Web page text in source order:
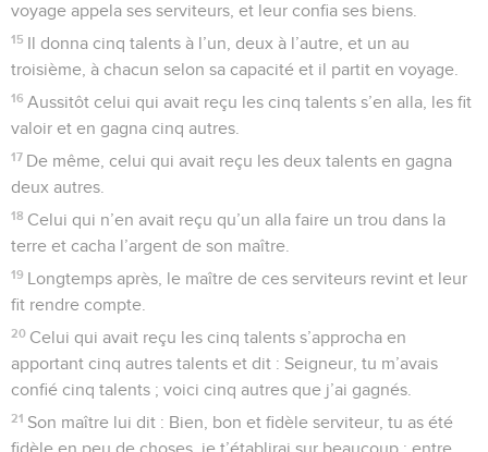
voyage appela ses serviteurs, et leur confia ses biens.
15 Il donna cinq talents à l’un, deux à l’autre, et un au
troisième, à chacun selon sa capacité et il partit en voyage.
16 Aussitôt celui qui avait reçu les cinq talents s’en alla, les fit
valoir et en gagna cinq autres.
17 De même, celui qui avait reçu les deux talents en gagna
deux autres.
18 Celui qui n’en avait reçu qu’un alla faire un trou dans la
terre et cacha l’argent de son maître.
19 Longtemps après, le maître de ces serviteurs revint et leur
fit rendre compte.
20 Celui qui avait reçu les cinq talents s’approcha en
apportant cinq autres talents et dit : Seigneur, tu m’avais
confié cinq talents ; voici cinq autres que j’ai gagnés.
21 Son maître lui dit : Bien, bon et fidèle serviteur, tu as été
fidèle en peu de choses, je t’établirai sur beaucoup ; entre